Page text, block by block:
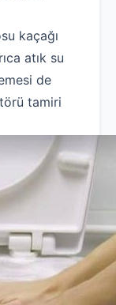
kaçağı
atık su
de
tamiri